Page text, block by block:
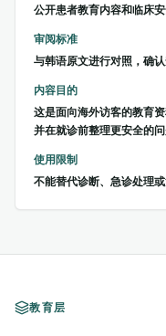
公开患者教育内容和临床
审阅标准
与韩语原文进行对照，确
内容目的
这是面向海外访客的教育
并在就诊前整理更安全的问
使用限制
不能替代诊断、急诊处理或
教育层